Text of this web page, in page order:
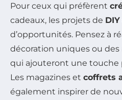
Pour ceux qui préfèrent
cadeaux, les projets de DIY
d’opportunités. Pensez à
décoration uniques ou
qui ajouteront une touche
Les magazines et coffrets
également inspirer de